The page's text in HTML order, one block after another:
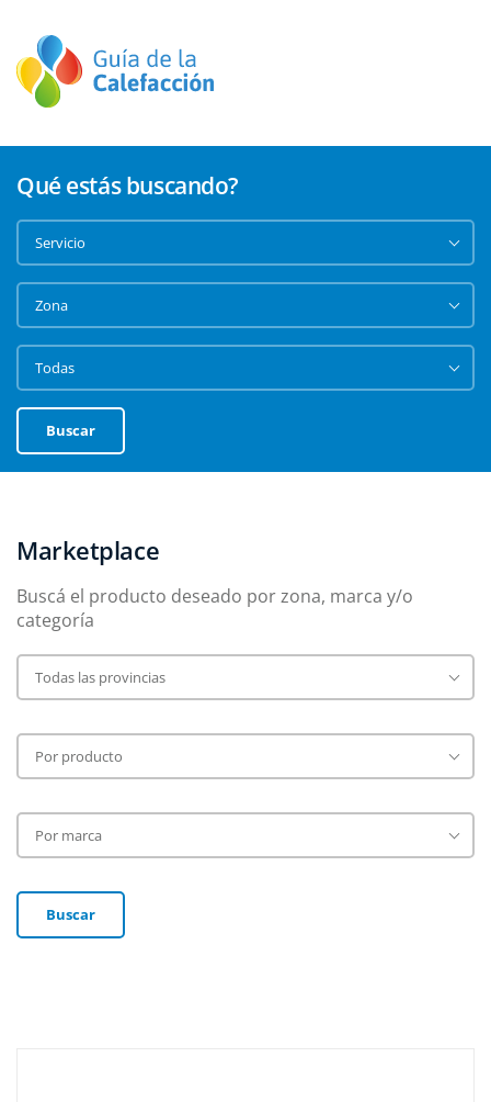
Qué estás buscando?
Buscar
Marketplace
Buscá el producto deseado por zona, marca y/o
categoría
Buscar